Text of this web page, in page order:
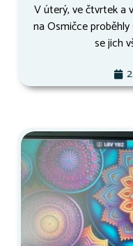
V úterý, ve čtvrtek a
na Osmičce
se jich